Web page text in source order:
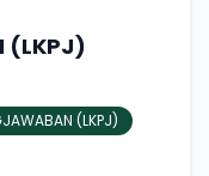
(LKPJ)
(LKPJ)